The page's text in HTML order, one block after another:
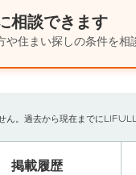
相談できます
住まい探しの条件を相
ん。過去から現在までに
掲載履歴